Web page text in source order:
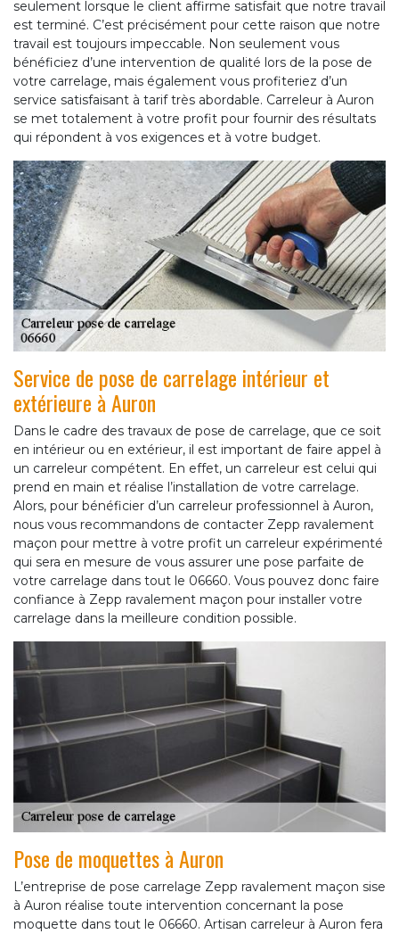
seulement lorsque le client affirme satisfait que notre travail
est terminé. C’est précisément pour cette raison que notre
travail est toujours impeccable. Non seulement vous
bénéficiez d’une intervention de qualité lors de la pose de
votre carrelage, mais également vous profiteriez d’un
service satisfaisant à tarif très abordable. Carreleur à Auron
se met totalement à votre profit pour fournir des résultats
qui répondent à vos exigences et à votre budget.
Service de pose de carrelage intérieur et
extérieure à Auron
Dans le cadre des travaux de pose de carrelage, que ce soit
en intérieur ou en extérieur, il est important de faire appel à
un carreleur compétent. En effet, un carreleur est celui qui
prend en main et réalise l’installation de votre carrelage.
Alors, pour bénéficier d’un carreleur professionnel à Auron,
nous vous recommandons de contacter Zepp ravalement
maçon pour mettre à votre profit un carreleur expérimenté
qui sera en mesure de vous assurer une pose parfaite de
votre carrelage dans tout le 06660. Vous pouvez donc faire
confiance à Zepp ravalement maçon pour installer votre
carrelage dans la meilleure condition possible.
Pose de moquettes à Auron
L’entreprise de pose carrelage Zepp ravalement maçon sise
à Auron réalise toute intervention concernant la pose
moquette dans tout le 06660. Artisan carreleur à Auron fera